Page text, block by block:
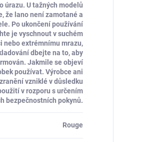
úrazu. U tažných modelů
že lano není zamotané a
Po ukončení používání
je vyschnout v suchém
nebo extrémnímu mrazu,
dbejte na to, aby
Jakmile se objeví
používat. Výrobce ani
vzniklé v důsledku
v rozporu s určením
bezpečnostních pokynů.
Rouge